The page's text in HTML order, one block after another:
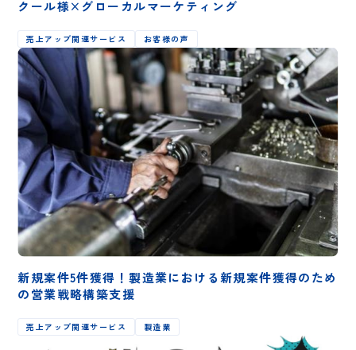
クール様×グローカルマーケティング
売上アップ関連サービス お客様の声
新規案件5件獲得！製造業における新規案件獲得のため
の営業戦略構築支援
売上アップ関連サービス 製造業